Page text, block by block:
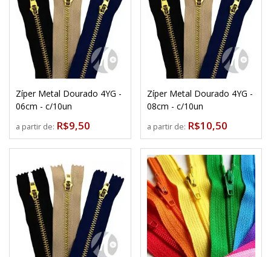
Zíper Metal Dourado 4YG -
06cm - c/10un
a partir de: R$9,50
Zíper Metal Dourado 4YG -
08cm - c/10un
a partir de: R$10,50